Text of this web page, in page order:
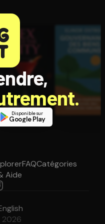
Disponible sur
Google Play
FAQCatégories
Aide